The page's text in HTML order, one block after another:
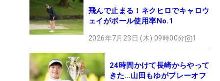
飛んで止まる！ネクヒロでキャロウ
ェイがボール使用率No.1
2026年7月23日 (木) 09時00分 1
24時間かけて長崎からやって
きた…山田もゆがプレーオフ